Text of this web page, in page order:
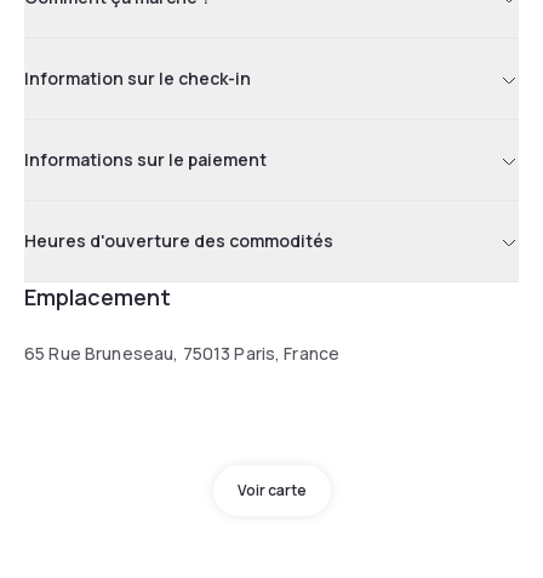
Information sur le check-in
Informations sur le paiement
Heures d'ouverture des commodités
Emplacement
65 Rue Bruneseau, 75013 Paris, France
Voir carte